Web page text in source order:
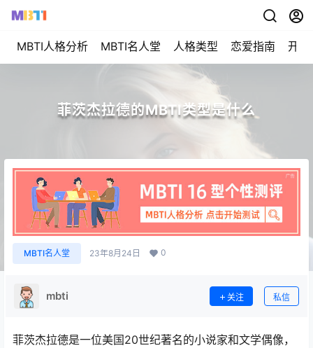
MBTI人格分析 MBTI名人堂 人格类型 恋爱指南 开始
菲茨杰拉德的MBTI类型是什么
MBTI名人堂 23年8月24日 0
mbti 关注 私信
菲茨杰拉德是一位美国20世纪著名的小说家和文学偶像，